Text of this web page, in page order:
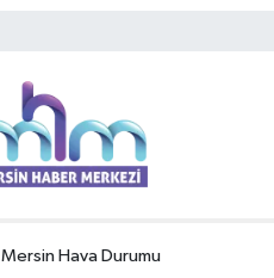
Mersin Hava Durumu